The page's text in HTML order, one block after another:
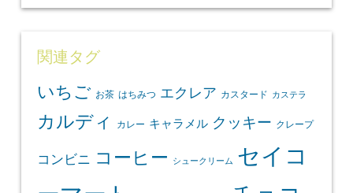
関連タグ
いちご お茶 はちみつ エクレア カスタード カステラ
カルディ カレー キャラメル クッキー クレープ
コンビニ コーヒー シュークリーム セイコ